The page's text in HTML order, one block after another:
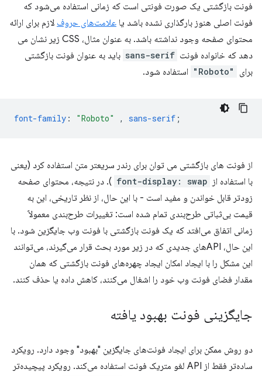
فونت بازگشتی یک صورت فونتی است که زمانی استفاده می‌شود که
فونت اصلی هنوز بارگذاری نشده باشد یا علامت‌های حروف لازم برای ارائه
محتوای صفحه وجود نداشته باشد. به عنوان مثال، CSS زیر نشان می
دهد که خانواده فونت sans-serif باید به عنوان فونت بازگشتی
برای
"Roboto" استفاده شود.
font-family : "Roboto" , sans-serif ;
از فونت های بازگشتی می توان برای رندر سریعتر متن استفاده کرد (یعنی
با استفاده از font-display: swap ). در نتیجه، محتوای صفحه
زودتر قابل خواندن و مفید است - با این حال، از نظر تاریخی، این به
قیمت بی‌ثباتی طرح‌بندی تمام شده است: تغییرات طرح‌بندی معمولاً
زمانی اتفاق می‌افتد که یک فونت بازگشتی با فونت وب جایگزین شود. با
این حال، APIهای جدیدی که در زیر مورد بحث قرار می‌گیرند، می‌توانند
این مشکل را با ایجاد امکان ایجاد چهره‌های فونت بازگشتی که همان
مقدار فضای فونت وب خود را اشغال می‌کنند، کاهش داده یا حذف کنند.
جایگزینی فونت بهبود یافته
دو روش ممکن برای ایجاد فونت‌های جایگزین "بهبود" وجود دارد. رویکرد
ساده‌تر فقط از API لغو متریک فونت استفاده می‌کند. رویکرد پیچیده‌تر